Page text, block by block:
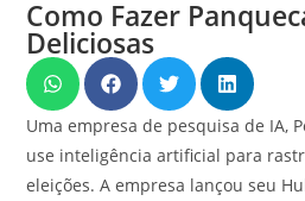
Como Fazer
Deliciosas
Uma empresa de pesquisa de IA,
use inteligência artificial para
eleições. A empresa lançou seu